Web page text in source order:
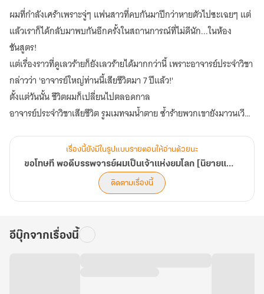
เจ้า
แห่ง
ยมโลก
แปล]
ผมที่กำลังเศร้าเพราะจู่ๆ แฟนสาวที่คบกันมาปีกว่าหายตัวไปซะเฉยๆ แต่
แล้วเราก็ได้กลับมาพบกันอีกครั้งในสถานการณ์ที่ไม่ดีนัก...ในห้อง
ชันสูตร!
แต่เรื่องราวที่ดูเลวร้ายก็ยังเลวร้ายได้มากกว่านี้ เพราะอาจารย์ประจำวิชา
กล่าวว่า 'อาจารย์ใหญ่ท่านนี้เสียชีวิตมา 7 ปีแล้ว!'
ตั้งแต่วันนั้น ชีวิตผมก็เปลี่ยนไปตลอดกาล
อาจารย์ประจำวิชาเสียชีวิต รูมเมทจมน้ำตาย ซ้ำร้ายพวกเขายังมาวนเวียน
จากนักศึกษาแพทย์ที่เชื่อมั่นในวิทยาศาสตร์ ผมจำต้องกลายเป็นมือ
ปราบวิญญาณเพื่อความอยู่รอด
หืม? รับงานเดียวได้มาแสนหยวน
โอ๊ะ คืนเดียวได้มาหมื่นห้า
เรื่องนี้ยังมีในรูปแบบรายตอนให้อ่านด้วยนะ
ขอโทษที พอดีบรรพจารย์ผมเป็นเจ้าแห่งยมโลก [นิยายแปล]
ติดตามเรื่องนี้
อีบุ๊กจากเรื่องนี้